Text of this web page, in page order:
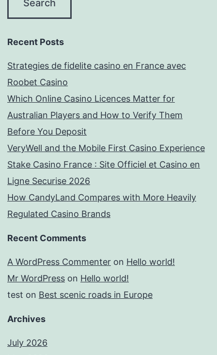
Recent Posts
Strategies de fidelite casino en France avec
Roobet Casino
Which Online Casino Licences Matter for
Australian Players and How to Verify Them
Before You Deposit
VeryWell and the Mobile First Casino Experience
Stake Casino France : Site Officiel et Casino en
Ligne Securise 2026
How CandyLand Compares with More Heavily
Regulated Casino Brands
Recent Comments
A WordPress Commenter on Hello world!
Mr WordPress on Hello world!
test on Best scenic roads in Europe
Archives
July 2026